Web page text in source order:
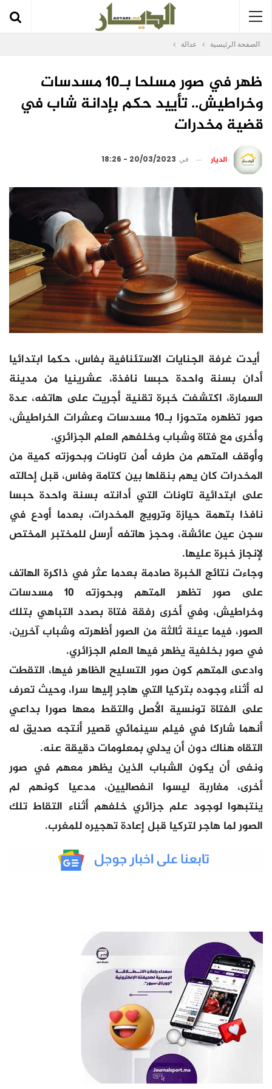
الصفحة الرئيسية عدالة
ظهر في صور مسلحا بـ10 مسدسات
وخراطيش.. تأييد حكم بإدانة شاب في
قضية مخدرات
الديار في 20/03/2023 - 18:26
أيدت غرفة الجنايات الاستئنافية بفاس، حكما ابتدائيا
أدان بسنة واحدة حبسا نافذة، عشرينيا من مدينة
السمارة، اكتشفت خبرة تقنية أجريت على هاتفه، عدة
صور تظهره متحوزا بـ10 مسدسات وعشرات الخراطيش،
وأخرى مع فتاة وشباب وخلفهم العلم الجزائري.
وأوقف المتهم من طرف أمن تاونات وبحوزته كمية من
المخدرات كان يهم بنقلها بين كتامة وفاس، قبل إحالته
على ابتدائية تاونات التي أدانته بسنة واحدة حبسا
نافذا بتهمة حيازة وترويج المخدرات، بعدما أودع في
سجن عين عائشة، وحجز هاتفه أرسل للمختبر المختص
لإنجاز خبرة عليها.
وجاءت نتائج الخبرة صادمة بعدما عثر في ذاكرة الهاتف
على صور تظهر المتهم وبحوزته 10 مسدسات
وخراطيش، وفي أخرى رفقة فتاة بصدد التباهي بتلك
الصور، فيما عينة ثالثة من الصور أظهرته وشباب آخرين،
في صور بخلفية يظهر فيها العلم الجزائري.
وادعى المتهم كون صور التسليح الظاهر فيها، التقطت
له أثناء وجوده بتركيا التي هاجر إليها سرا، وحيث تعرف
على الفتاة تونسية الأصل والتقط معها صورا بداعي
أنهما شاركا في فيلم سينمائي قصير أنتجه صديق له
التقاه هناك دون أن يدلي بمعلومات دقيقة عنه.
ونفى أن يكون الشباب الذين يظهر معهم في صور
أخرى، مغاربة ليسوا انفصاليين، مدعيا كونهم لم
ينتبهوا لوجود علم جزائري خلفهم أثناء التقاط تلك
الصور لما هاجر لتركيا قبل إعادة تهجيره للمغرب.